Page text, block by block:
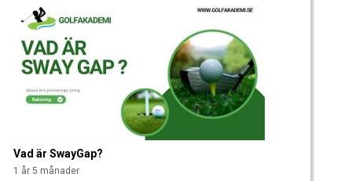
Vad är SwayGap?
1 år 5 månader